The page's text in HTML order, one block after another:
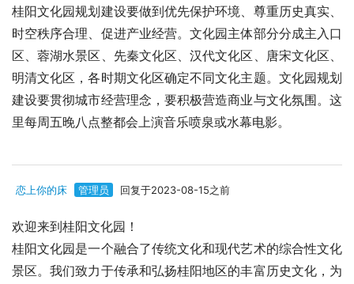
桂阳文化园规划建设要做到优先保护环境、尊重历史真实、
时空秩序合理、促进产业经营。文化园主体部分分成主入口
区、蓉湖水景区、先秦文化区、汉代文化区、唐宋文化区、
明清文化区，各时期文化区确定不同文化主题。文化园规划
建设要贯彻城市经营理念，要积极营造商业与文化氛围。这
里每周五晚八点整都会上演音乐喷泉或水幕电影。
恋上你的床 管理员 回复于2023-08-15之前
欢迎来到桂阳文化园！
桂阳文化园是一个融合了传统文化和现代艺术的综合性文化
景区。我们致力于传承和弘扬桂阳地区的丰富历史文化，为